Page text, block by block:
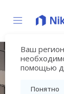
Ваш
помощью
Понятно
«ВЕЕР»